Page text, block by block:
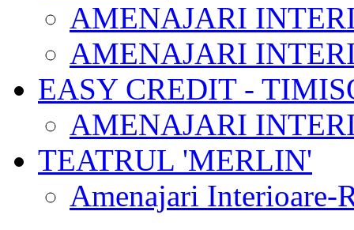
AMENAJARI
AMENAJARI
EASY CREDIT -
AMENAJARI
TEATRUL 'MERLIN'
Amenajari Interioare-